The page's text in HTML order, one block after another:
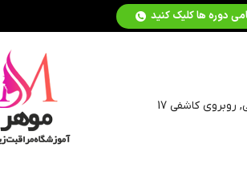
روبروی کاشفی 17